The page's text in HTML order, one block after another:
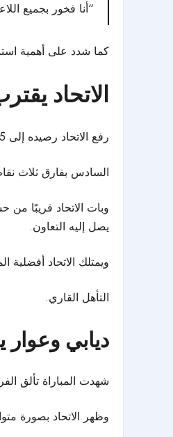
“أنا فخور بجميع
كما شدد على أهمية
الاتحاد
رفع الاتحاد رصيده إلى 55 نقطة بعد الفوز على الاتفاق، ليتقدم إلى المركز الخامس في جدول الترتيب، متفوقًا على التعاون الذي تراجع إلى المركز
السادس بفارق ثلاث
يصل إليه التعاون.
ويمتلك الاتحاد أفضلية
التأهل القاري.
ديابي وعوار
شهدت المباراة تألق
وظهر الاتحاد بصورة